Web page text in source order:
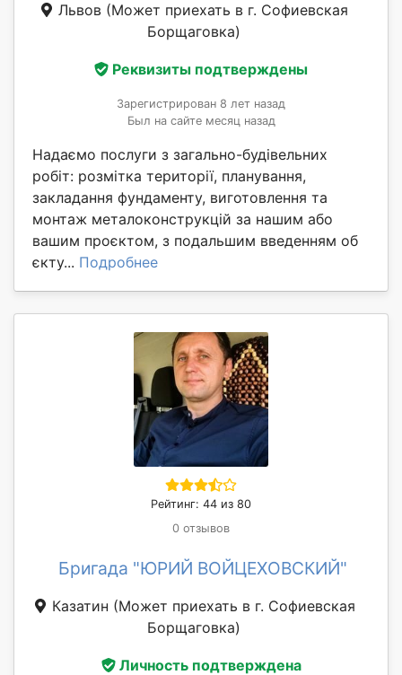
Львов (Может приехать в г. Софиевская
Борщаговка)
Реквизиты подтверждены
Зарегистрирован 8 лет назад
Был на сайте месяц назад
Надаємо послуги з загально-будівельних
робіт: розмітка території, планування,
закладання фундаменту, виготовлення та
монтаж металоконструкцій за нашим або
вашим проєктом, з подальшим введенням об
єкту... Подробнее
Рейтинг: 44 из 80
0 отзывов
Бригада "ЮРИЙ ВОЙЦЕХОВСКИЙ"
Казатин (Может приехать в г. Софиевская
Борщаговка)
Личность подтверждена